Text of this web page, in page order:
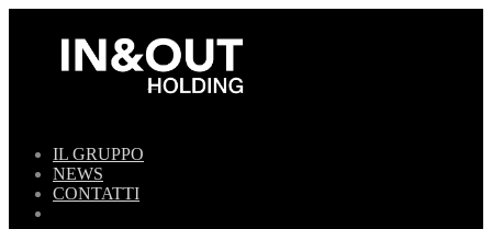
IL GRUPPO
NEWS
CONTATTI